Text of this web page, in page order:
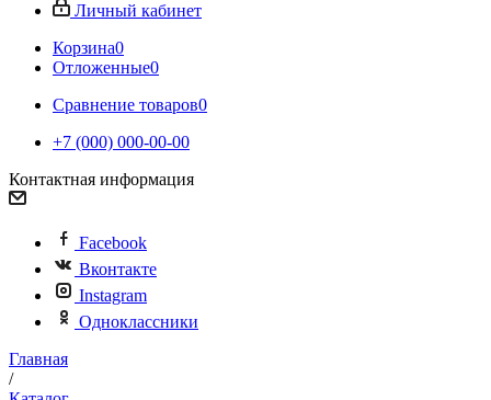
Личный кабинет
Корзина0
Отложенные0
Сравнение товаров0
+7 (000) 000-00-00
Контактная информация
Facebook
Вконтакте
Instagram
Одноклассники
Главная
/